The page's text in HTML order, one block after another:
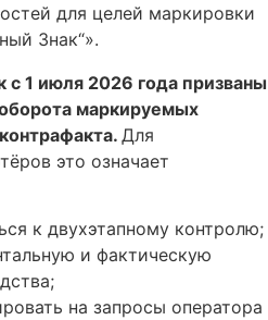
для целей маркировки
Знак“».
1 июля 2026 года призваны
маркируемых
Для
это означает
к двухэтапному контролю;
и фактическую
на запросы оператора